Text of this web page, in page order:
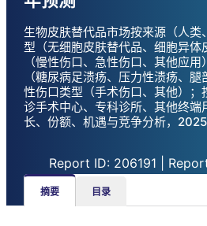
生物皮肤替代品市场按来源（人类
型（无细胞皮肤替代品、细胞异体
（慢性伤口、急性伤口、其他应
（糖尿病足溃疡、压力性溃疡、
性伤口类型（手术伤口、其他）；
诊手术中心、专科诊所、其他终
长、份额、机遇与竞争分析，
Report ID: 206191 |
摘要 目录